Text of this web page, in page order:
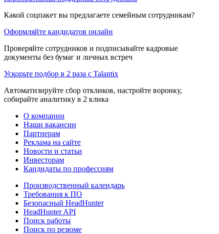
Какой соцпакет вы предлагаете семейным сотрудникам?
Оформляйте кандидатов онлайн
Проверяйте сотрудников и подписывайте кадровые
документы без бумаг и личных встреч
Ускорьте подбор в 2 раза с Talantix
Автоматизируйте сбор откликов, настройте воронку,
собирайте аналитику в 2 клика
О компании
Наши вакансии
Партнерам
Реклама на сайте
Новости и статьи
Инвесторам
Кандидаты по профессиям
Производственный календарь
Требования к ПО
Безопасный HeadHunter
HeadHunter API
Поиск работы
Поиск по резюме